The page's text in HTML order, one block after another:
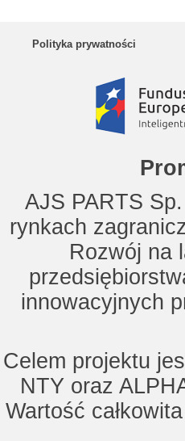
Polityka prywatności
AJS PARTS
rynkach
Rozwój na
innowacyjnych
Celem projektu
NTY oraz
Wartość